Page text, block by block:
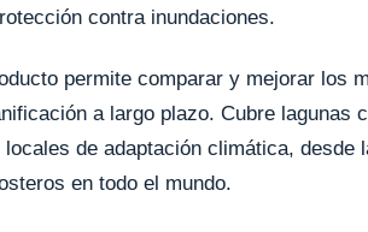
contra inundaciones.
permite comparar y mejorar los
a largo plazo. Cubre
de adaptación climática,
en todo el mundo.